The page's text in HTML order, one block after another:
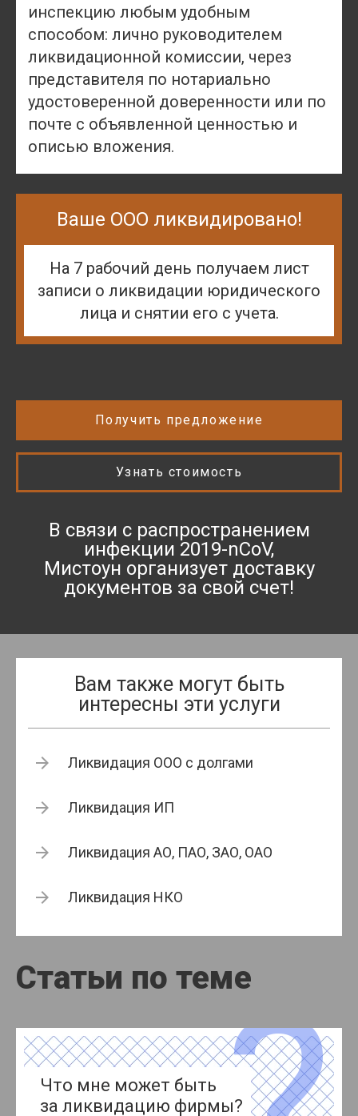
инспекцию любым удобным
способом: лично руководителем
ликвидационной комиссии, через
представителя по нотариально
удостоверенной доверенности или по
почте с объявленной ценностью и
описью вложения.
Ваше ООО ликвидировано!
На 7 рабочий день получаем лист
записи о ликвидации юридического
лица и снятии его с учета.
Получить предложение
Узнать стоимость
В связи с распространением
инфекции 2019-nCoV,
Мистоун организует доставку
документов за свой счет!
Вам также могут быть
интересны эти услуги
Ликвидация ООО с долгами
Ликвидация ИП
Ликвидация АО, ПАО, ЗАО, ОАО
Ликвидация НКО
Статьи по теме
Что мне может быть
за ликвидацию фирмы?